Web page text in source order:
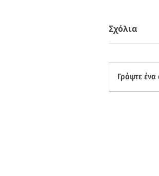
Σχόλια
Γράψτε ένα